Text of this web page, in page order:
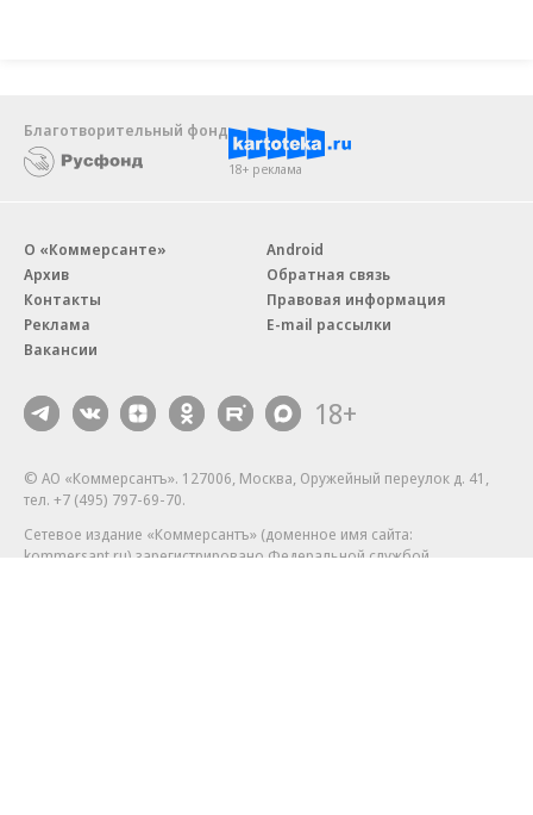
Благотворительный фонд
18+ реклама
О «Коммерсанте»
Архив
Контакты
Реклама
Вакансии
Android
Обратная связь
Правовая информация
E-mail рассылки
18+
© АО «Коммерсантъ». 127006, Москва, Оружейный переулок д. 41,
тел. +7 (495) 797-69-70.
Сетевое издание «Коммерсантъ» (доменное имя сайта:
kommersant.ru) зарегистрировано Федеральной службой